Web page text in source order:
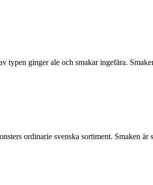
ginger ale och smakar ingefära.
ordinarie svenska sortiment. Smaken är